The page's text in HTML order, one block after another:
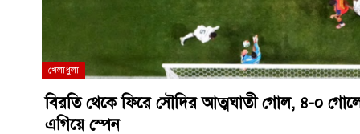
খেলাধুলা
বিরতি থেকে ফিরে সৌদির আত্মঘাতী গোল, ৪-০
এগিয়ে স্পেন